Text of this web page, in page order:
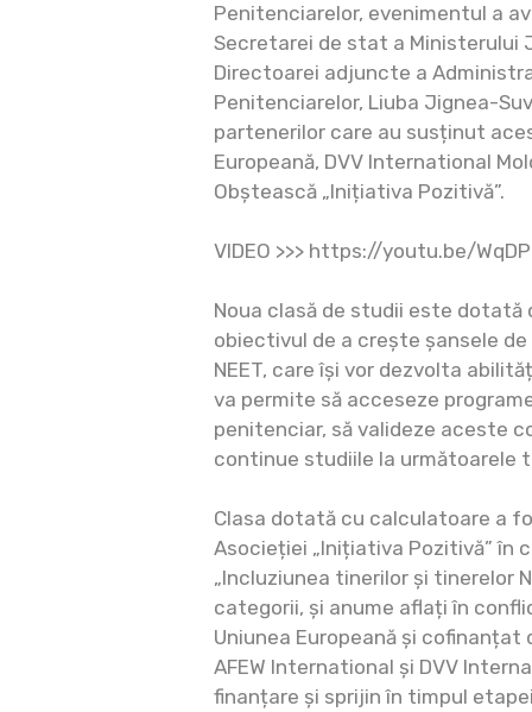
Penitenciarelor, evenimentul a
Secretarei de stat a Ministerului
Directoarei adjuncte a
Penitenciarelor, Liuba Jignea-
partenerilor care au susținut
Europeană, DVV International
Obștească „Inițiativa Pozitivă”.
VIDEO >>> https://youtu.be/
Noua clasă de studii este dotată
obiectivul de a crește șansele
NEET, care își vor dezvolta
va permite să acceseze
penitenciar, să valideze aceste
continue studiile la următoarele
Clasa dotată cu calculatoare a
Asocieției „Inițiativa Pozitivă” în
„Incluziunea tinerilor și tinerelor
categorii, și anume aflați în
Uniunea Europeană și cofinanțat
AFEW International și DVV
finanțare și sprijin în timpul